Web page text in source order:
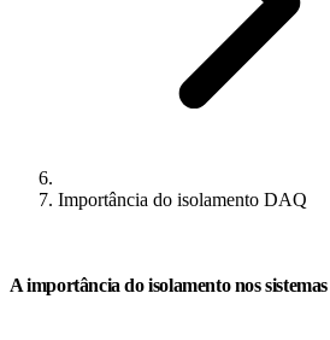
Importância do isolamento DAQ
A importância do isolamento nos